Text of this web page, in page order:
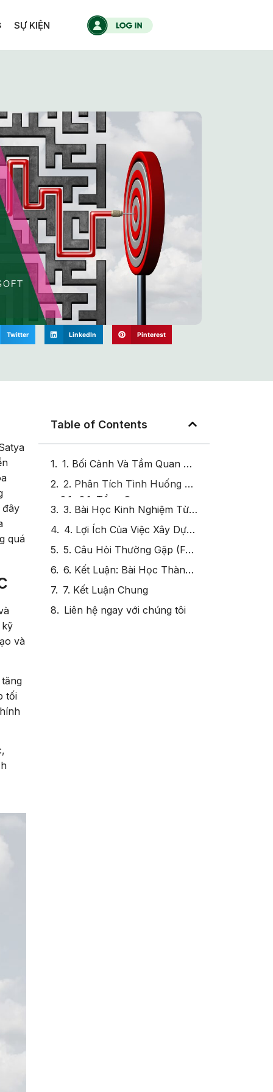
SỰ KIỆN
Twitter LinkedIn Pinterest
đây
quá
và
tối
Table of Contents
1. Bối Cảnh Và Tầm Quan Trọng Của Khung Năng Lực
2. Phân Tích Tình Huống Thực Tế: Trường Hợp Microsoft
2.1. Tổng Quan
2.2. Quy Trình Xây Dựng Khung Năng Lực Tại Microsoft
2.3. Kết Quả Đạt Được
5. Câu Hỏi Thường Gặp (FAQ) Về Cách Đánh Giá Và Đo Lường Năng Lực